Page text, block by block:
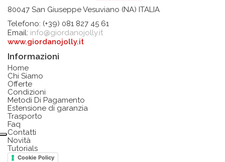
80047 San Giuseppe Vesuviano (NA) ITALIA
Telefono: (+39) 081 827 45 61
Email: info@giordanojolly.it
www.giordanojolly.it
Informazioni
Home
Chi Siamo
Offerte
Condizioni
Metodi Di Pagamento
Estensione di garanzia
Trasporto
Faq
Contatti
Novità
Tutorials
Cookie Policy